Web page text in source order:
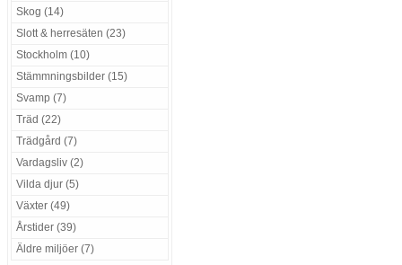
Skog (14)
Slott & herresäten (23)
Stockholm (10)
Stämmningsbilder (15)
Svamp (7)
Träd (22)
Trädgård (7)
Vardagsliv (2)
Vilda djur (5)
Växter (49)
Årstider (39)
Äldre miljöer (7)